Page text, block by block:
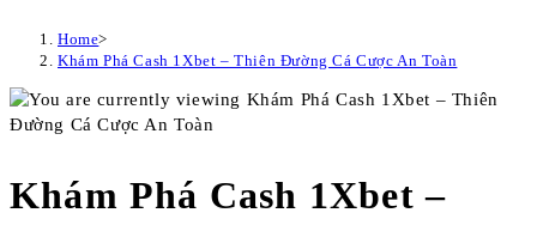
Home>
Khám Phá Cash 1Xbet – Thiên Đường Cá Cược An Toàn
Khám Phá Cash 1Xbet –